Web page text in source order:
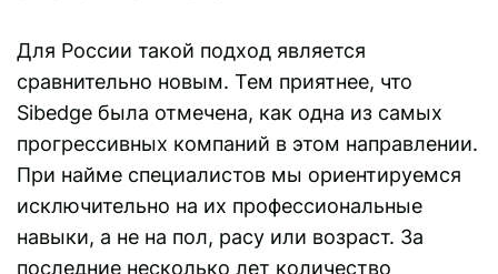
Для России такой подход является
сравнительно новым. Тем приятнее, что
Sibedge была отмечена, как одна из самых
прогрессивных компаний в этом направлении.
При найме специалистов мы ориентируемся
исключительно на их профессиональные
навыки, а не на пол, расу или возраст. За
последние несколько лет количество